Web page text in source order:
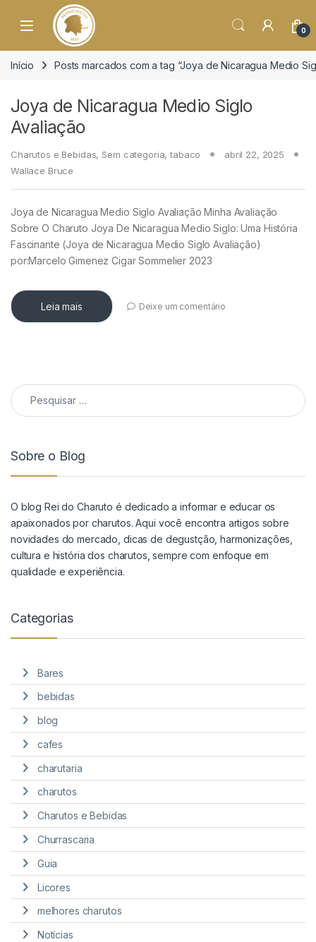
Open 0
Início Posts marcados com a tag “Joya de Nicaragua Medio
Joya de Nicaragua Medio Siglo
Avaliação
Charutos e Bebidas, Sem categoria,tabaco
abril 22, 2025
Wallace Bruce
Joya de Nicaragua Medio Siglo Avaliação Minha Avaliação
Sobre O Charuto Joya De Nicaragua Medio Siglo: Uma História
Fascinante (Joya de Nicaragua Medio Siglo Avaliação)
por:Marcelo Gimenez Cigar Sommelier 2023
Leia mais Deixe um comentário
Pesquisar por:
Sobre o Blog
O blog Rei do Charuto é dedicado a informar e educar os
apaixonados por charutos. Aqui você encontra artigos sobre
novidades do mercado, dicas de degustção, harmonizações,
cultura e história dos charutos, sempre com enfoque em
qualidade e experiência.
Categorias
Bares
bebidas
blog
cafes
charutaria
charutos
Charutos e Bebidas
Churrascaria
Guia
Licores
melhores charutos
Notícias